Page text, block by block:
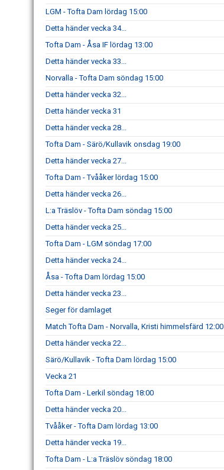
LGM - Tofta Dam lördag 15:00
Detta händer vecka 34...
Tofta Dam - Åsa IF lördag 13:00
Detta händer vecka 33...
Norvalla - Tofta Dam söndag 15:00
Detta händer vecka 32...
Detta händer vecka 31
Detta händer vecka 28...
Tofta Dam - Särö/Kullavik onsdag 19:00
Detta händer vecka 27...
Tofta Dam - Tvååker lördag 15:00
Detta händer vecka 26...
L:a Träslöv - Tofta Dam söndag 15:00
Detta händer vecka 25...
Tofta Dam - LGM söndag 17:00
Detta händer vecka 24...
Åsa - Tofta Dam lördag 15:00
Detta händer vecka 23...
Seger för damlaget
Match Tofta Dam - Norvalla, Kristi himmelsfärd 12:00
Detta händer vecka 22...
Särö/Kullavik - Tofta Dam lördag 15:00
Vecka 21
Tofta Dam - Lerkil söndag 18:00
Detta händer vecka 20...
Tvååker - Tofta Dam lördag 13:00
Detta händer vecka 19...
Tofta Dam - L:a Träslöv söndag 18:00